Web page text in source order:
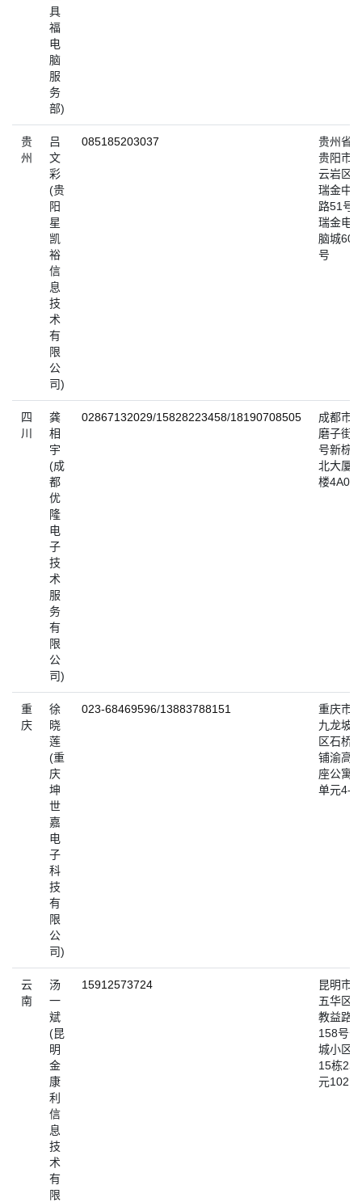
具
福
电
脑
服
务
部)
贵
州
吕
文
彩
(贵
阳
星
凯
裕
信
息
技
术
有
限
公
司)
085185203037
贵州省
贵阳市
云岩区
瑞金中
路51号
瑞金电
脑城606
号
四
川
龚
相
宇
(成
都
优
隆
电
子
技
术
服
务
有
限
公
司)
02867132029/15828223458/18190708505
成都市
磨子街7
号新棕
北大厦4
楼4A06
重
庆
徐
晓
莲
(重
庆
坤
世
嘉
电
子
科
技
有
限
公
司)
023-68469596/13883788151
重庆市
九龙坡
区石桥
铺渝高B
座公寓1
单元4-4
云
南
汤
一
斌
(昆
明
金
康
利
信
息
技
术
有
限
15912573724
昆明市
五华区
教益路
158号长
城小区
15栋2单
元102